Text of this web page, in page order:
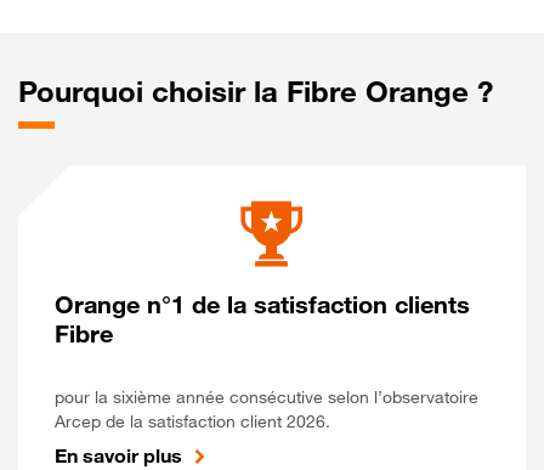
Pourquoi choisir la Fibre Orange ?
Orange n°1 de la satisfaction clients
Fibre
pour la sixième année consécutive selon l’observatoire
Arcep de la satisfaction client 2026.
En savoir plus